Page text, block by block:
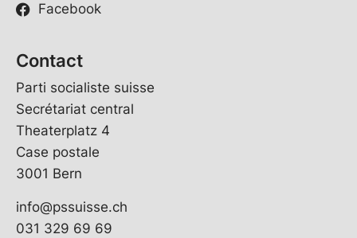
Facebook
Contact
Parti socialiste suisse
Secrétariat central
Theaterplatz 4
Case postale
3001 Bern
info@pssuisse.ch
031 329 69 69